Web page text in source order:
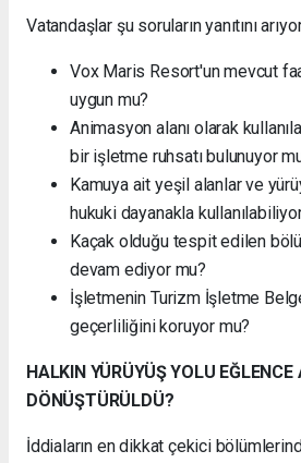
Vatandaşlar şu soruların yanıtını
Vox Maris Resort'un mevcut
uygun mu?
Animasyon alanı olarak
bir işletme ruhsatı bulunuyor
Kamuya ait yeşil alanlar ve
hukuki dayanakla
Kaçak olduğu tespit edilen
devam ediyor mu?
İşletmenin Turizm İşletme
geçerliliğini koruyor mu?
HALKIN YÜRÜYÜŞ YOLU EĞLENCE
DÖNÜŞTÜRÜLDÜ?
İddiaların en dikkat çekici